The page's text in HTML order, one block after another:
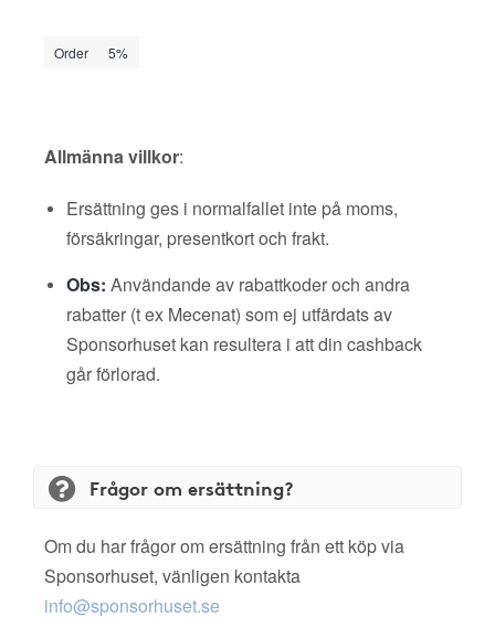
Order 5%
Allmänna villkor:
Ersättning ges i normalfallet inte på moms,
försäkringar, presentkort och frakt.
Obs: Användande av rabattkoder och andra
rabatter (t ex Mecenat) som ej utfärdats av
Sponsorhuset kan resultera i att din cashback
går förlorad.
Frågor om ersättning?
Om du har frågor om ersättning från ett köp via
Sponsorhuset, vänligen kontakta
info@sponsorhuset.se